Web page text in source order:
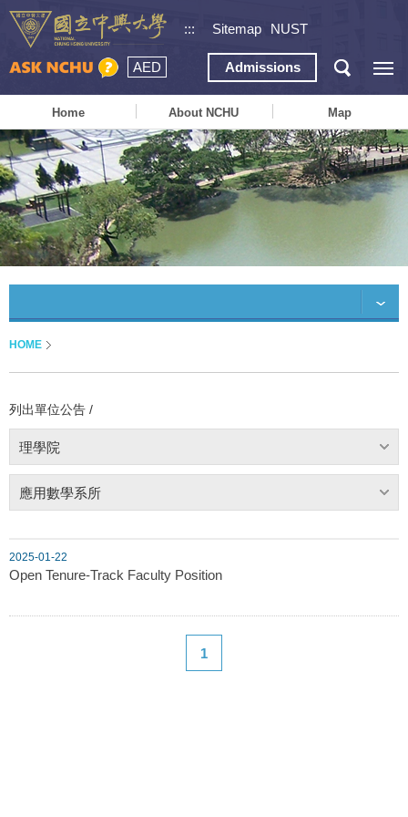
::: Sitemap NUST
AED Admissions
Home About NCHU Map
HOME
列出單位公告 /
理學院
應用數學系所
2025-01-22
Open Tenure-Track Faculty Position
1